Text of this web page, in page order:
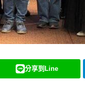
分享到Line